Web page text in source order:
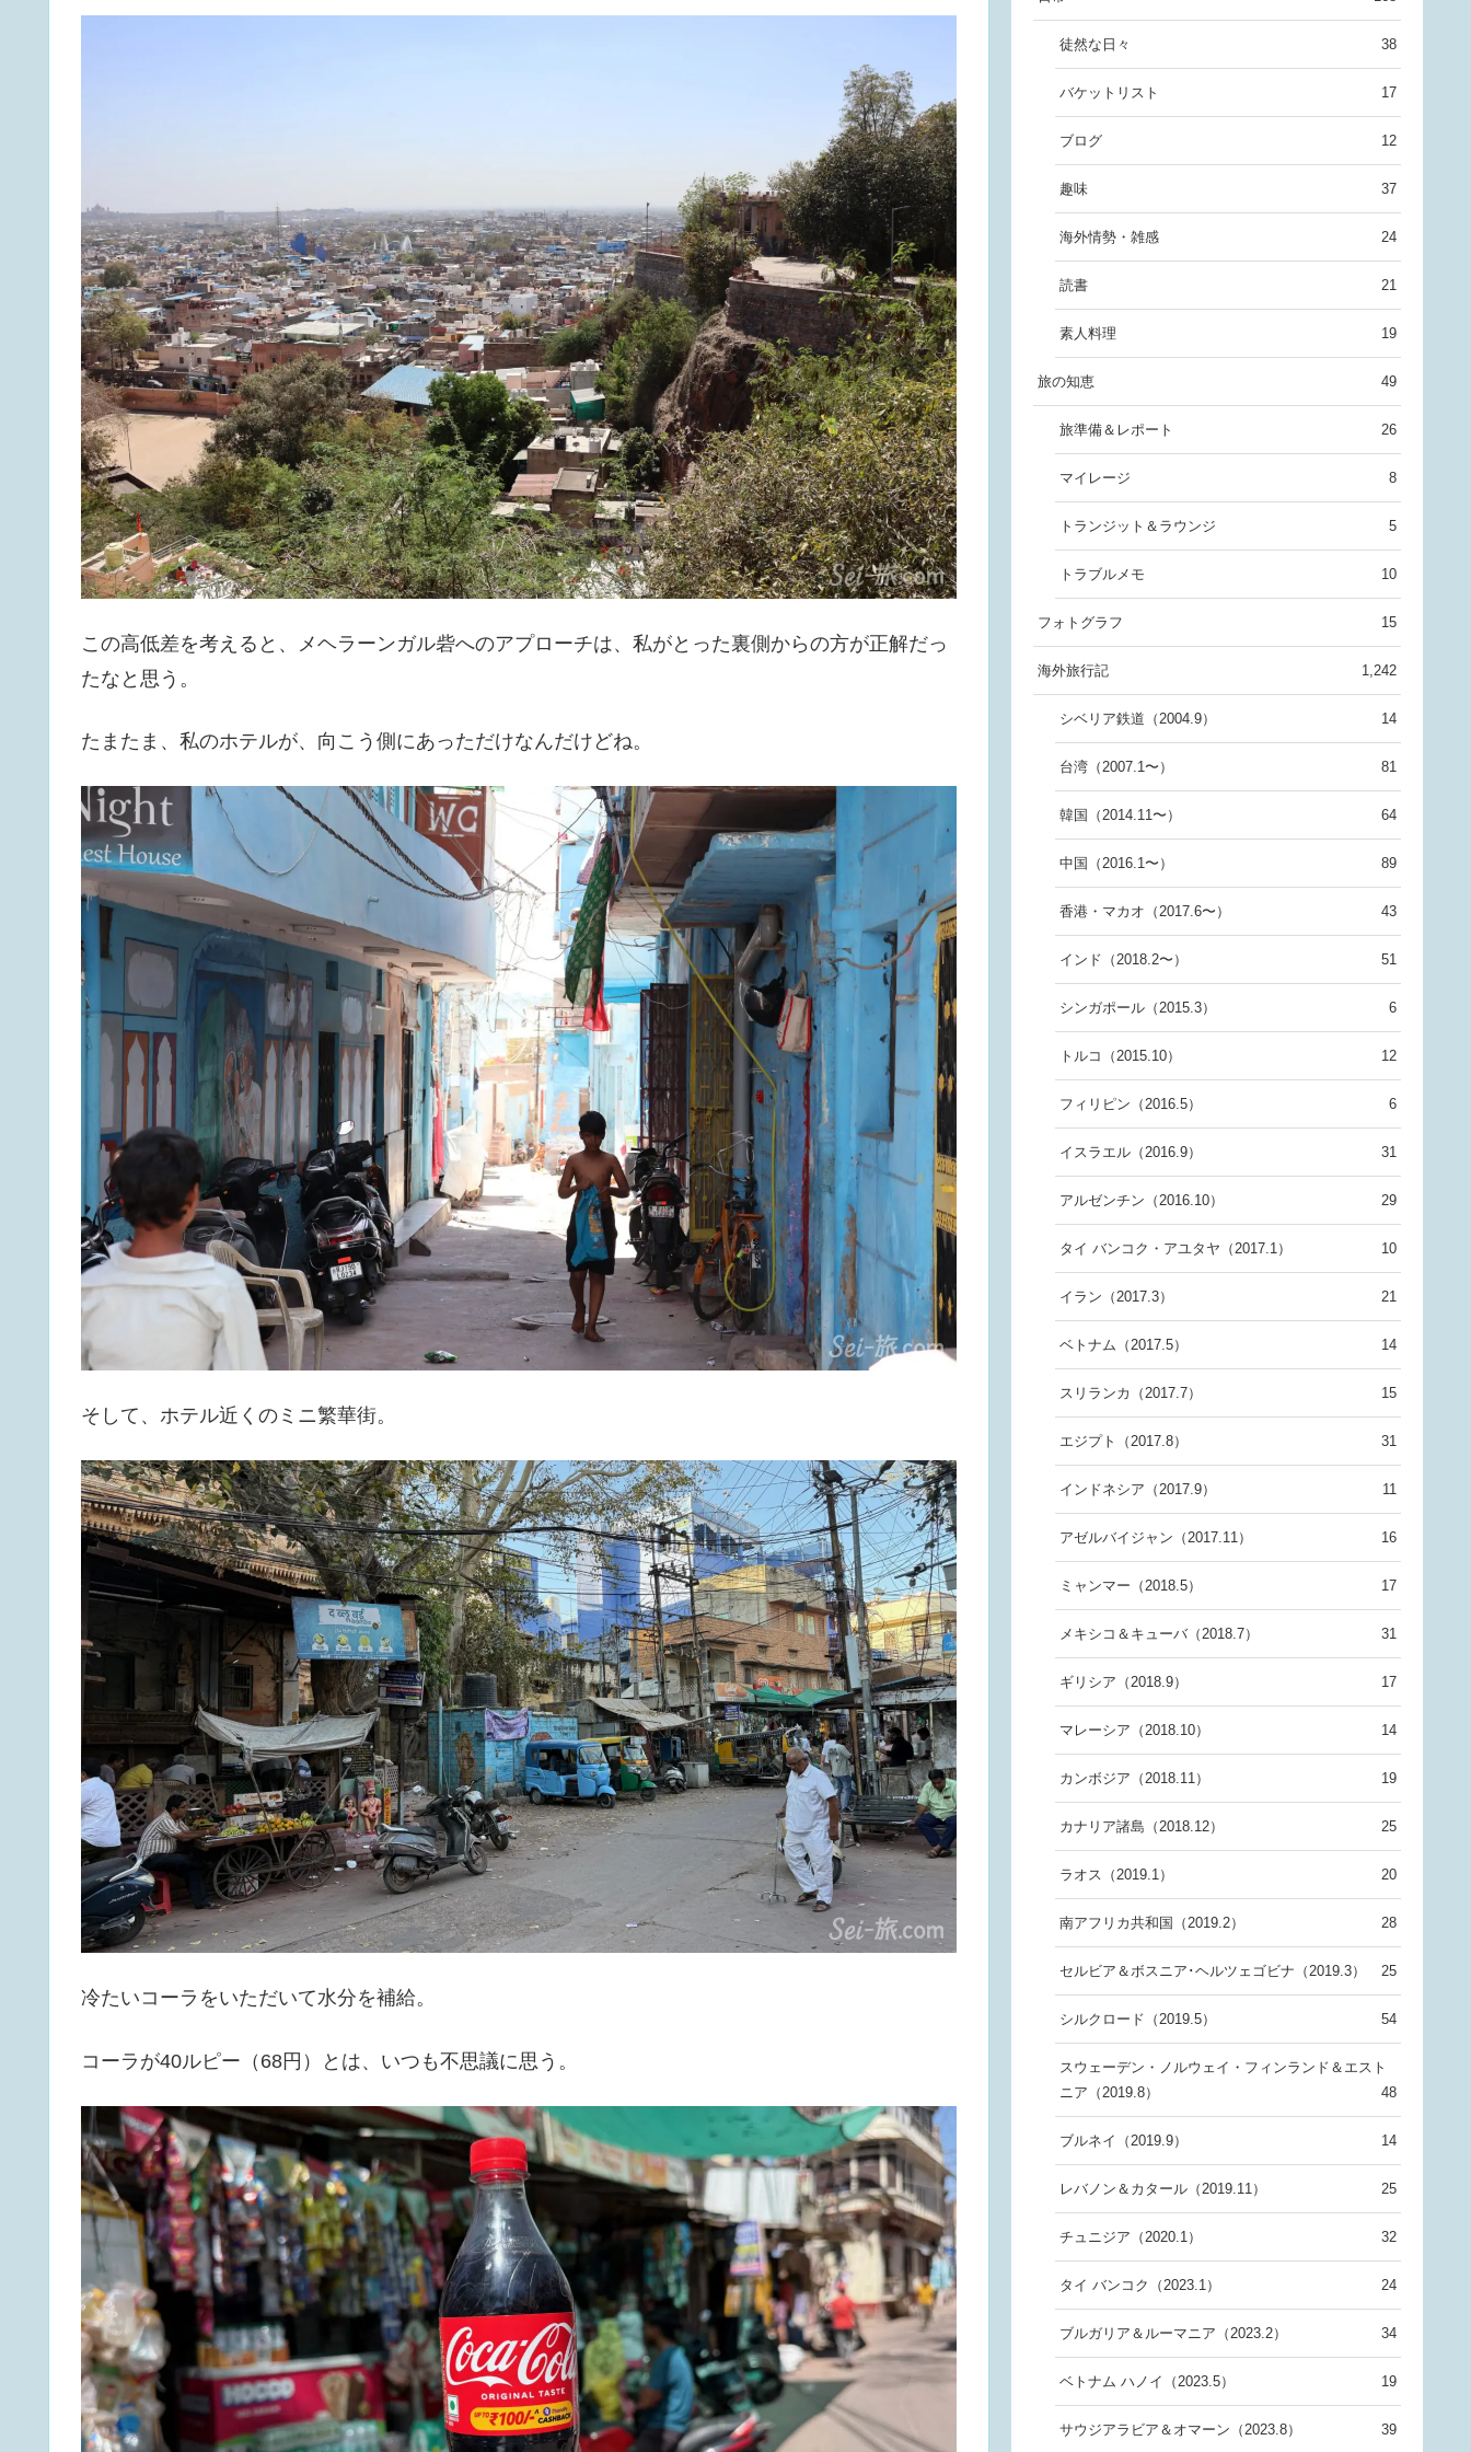
この高低差を考えると、メヘラーンガル砦へのアプローチは、私がとった裏側からの方が正解だっ
たなと思う。
たまたま、私のホテルが、向こう側にあっただけなんだけどね。
そして、ホテル近くのミニ繁華街。
冷たいコーラをいただいて水分を補給。
コーラが40ルピー（68円）とは、いつも不思議に思う。
徒然な日々 38
バケットリスト 17
ブログ 12
趣味 37
海外情勢・雑感 24
読書 21
素人料理 19
旅の知恵 49
旅準備＆レポート 26
マイレージ 8
トランジット＆ラウンジ 5
トラブルメモ 10
フォトグラフ 15
海外旅行記 1,242
シベリア鉄道（2004.9） 14
台湾（2007.1〜） 81
韓国（2014.11〜） 64
中国（2016.1〜） 89
香港・マカオ（2017.6〜） 43
インド（2018.2〜） 51
シンガポール（2015.3） 6
トルコ（2015.10） 12
フィリピン（2016.5） 6
イスラエル（2016.9） 31
アルゼンチン（2016.10） 29
タイ バンコク・アユタヤ（2017.1） 10
イラン（2017.3） 21
ベトナム（2017.5） 14
スリランカ（2017.7） 15
エジプト（2017.8） 31
インドネシア（2017.9） 11
アゼルバイジャン（2017.11） 16
ミャンマー（2018.5） 17
メキシコ＆キューバ（2018.7） 31
ギリシア（2018.9） 17
マレーシア（2018.10） 14
カンボジア（2018.11） 19
カナリア諸島（2018.12） 25
ラオス（2019.1） 20
南アフリカ共和国（2019.2） 28
セルビア＆ボスニア･ヘルツェゴビナ（2019.3） 25
シルクロード（2019.5） 54
スウェーデン・ノルウェイ・フィンランド＆エスト
ニア（2019.8）
48
ブルネイ（2019.9） 14
レバノン＆カタール（2019.11） 25
チュニジア（2020.1） 32
タイ バンコク（2023.1） 24
ブルガリア＆ルーマニア（2023.2） 34
ベトナム ハノイ（2023.5） 19
サウジアラビア＆オマーン（2023.8） 39